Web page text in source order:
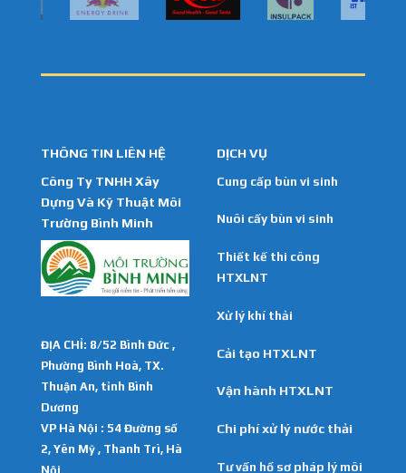
THÔNG TIN LIÊN HỆ
Công Ty TNHH Xây
Dựng Và Kỹ Thuật Môi
Trường Bình Minh
ĐỊA CHỈ: 8/52 Bình Đức ,
Phường Bình Hoà, TX.
Thuận An, tỉnh Bình
Dương
VP Hà Nội : 54 Đường số
2, Yên Mỹ , Thanh Trì, Hà
Nội
DỊCH VỤ
Cung cấp bùn vi sinh
Nuôi cấy bùn vi sinh
Thiết kế thi công
HTXLNT
Xử lý khí thải
Cải tạo HTXLNT
Vận hành HTXLNT
Chi phí xử lý nước thải
Tư vấn hồ sơ pháp lý môi